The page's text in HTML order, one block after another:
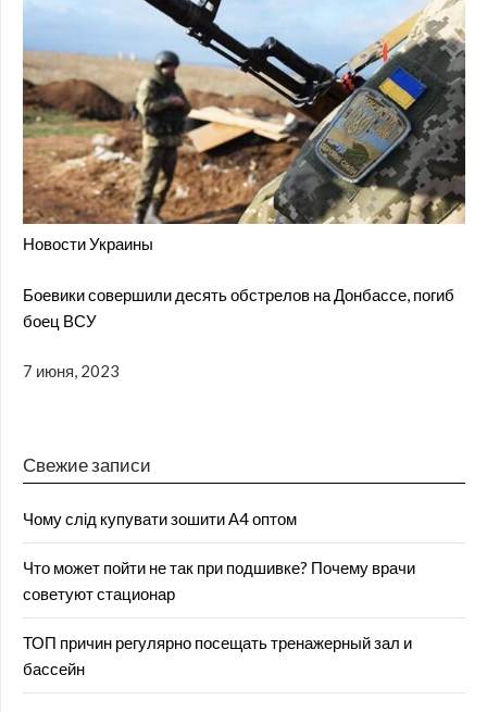
Новости Украины
Боевики совершили десять обстрелов на Донбассе, погиб
боец ВСУ
7 июня, 2023
Свежие записи
Чому слід купувати зошити А4 оптом
Что может пойти не так при подшивке? Почему врачи
советуют стационар
ТОП причин регулярно посещать тренажерный зал и
бассейн